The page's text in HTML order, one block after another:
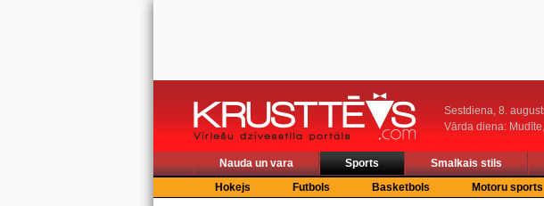
Sestdiena, 8.
Vārda diena:
Nauda un vara Sports Smalkais stils
Hokejs
Futbols Basketbols Motoru sports